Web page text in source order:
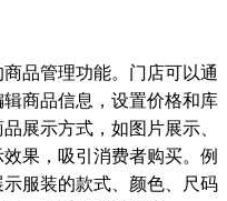
品管理功能。门店可以通
商品信息，设置价格和库
展示方式，如图片展示、
果，吸引消费者购买。例
服装的款式、颜色、尺码